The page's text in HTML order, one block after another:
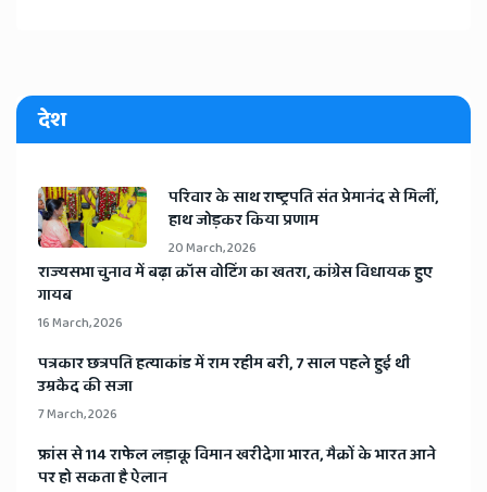
देश
​परिवार के साथ राष्ट्रपति संत प्रेमानंद से मिलीं,
हाथ जोड़कर किया प्रणाम
20 March, 2026
​राज्यसभा चुनाव में बढ़ा क्रॉस वोटिंग का खतरा, कांग्रेस विधायक हुए
गायब
16 March, 2026
​पत्रकार छत्रपति हत्याकांड में राम रहीम बरी, 7 साल पहले हुई थी
उम्रकैद की सजा
7 March, 2026
​फ्रांस से 114 राफेल लड़ाकू विमान खरीदेगा भारत, मैक्रों के भारत आने
पर हो सकता है ऐलान